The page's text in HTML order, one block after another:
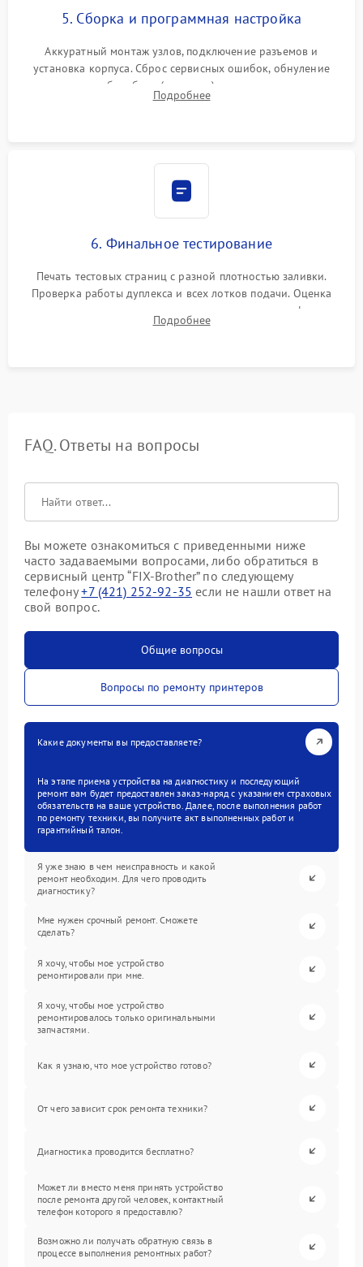
5. Сборка и программная настройка
Аккуратный монтаж узлов, подключение разъемов и
установка корпуса. Сброс сервисных ошибок, обнуление
счетчиков абсорбера (памперса) или узла переноса,
обновление прошивки и программная калибровка аппарата.
Подробнее
6. Финальное тестирование
Печать тестовых страниц с разной плотностью заливки.
Проверка работы дуплекса и всех лотков подачи. Оценка
качества запекания тонера и полное отсутствие дефектов
изображения перед выдачей готового устройства.
Подробнее
FAQ. Ответы на вопросы
Вы можете ознакомиться с приведенными ниже
часто задаваемыми вопросами, либо обратиться в
сервисный центр “FIX-Brother” по следующему
телефону+7 (421) 252-92-35 если не нашли ответ на
свой вопрос.
Общие вопросы
Вопросы по ремонту принтеров
Какие документы вы предоставляете?
На этапе приема устройства на диагностику и последующий
ремонт вам будет предоставлен заказ-наряд с указанием страховых
обязательств на ваше устройство. Далее, после выполнения работ
по ремонту техники, вы получите акт выполненных работ и
гарантийный талон.
Я уже знаю в чем неисправность и какой
ремонт необходим. Для чего проводить
диагностику?
Мне нужен срочный ремонт. Сможете
сделать?
Я хочу, чтобы мое устройство
ремонтировали при мне.
Я хочу, чтобы мое устройство
ремонтировалось только оригинальными
запчастями.
Как я узнаю, что мое устройство готово?
От чего зависит срок ремонта техники?
Диагностика проводится бесплатно?
Может ли вместо меня принять устройство
после ремонта другой человек, контактный
телефон которого я предоставлю?
Возможно ли получать обратную связь в
процессе выполнения ремонтных работ?